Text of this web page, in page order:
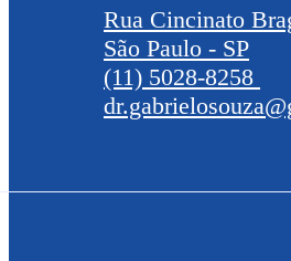
Rua Cincinato
São Paulo - SP
(11) 5028-8258